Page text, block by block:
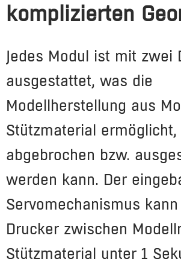
komplizierten
Jedes Modul ist mit zwei
ausgestattet, was die
Modellherstellung aus
Stützmaterial ermöglicht,
abgebrochen bzw.
werden kann. Der
Servomechanismus
Drucker zwischen
Stützmaterial unter 1